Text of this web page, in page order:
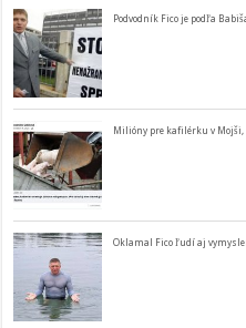
Podvodník Fico je podľa
Milióny pre kafilérku v
Oklamal Fico ľudí aj